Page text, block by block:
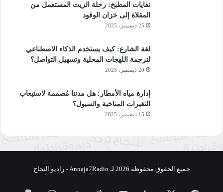
نفايات المطبخ: رحلة الزيت المستعمل من
المقلاة إلى خزان الوقود
25 ديسمبر، 2025
لغة الشارع: كيف يستخدم الذكاء الاصطناعي
لترجمة اللهجات المحلية وتسهيل التواصل؟
20 ديسمبر، 2025
إدارة مياه الأمطار: هل مدننا مُصممة لاستيعاب
التغيرات المناخية والسيول؟
15 ديسمبر، 2025
جميع الحقوق محفوظة 2026 لـ Annaja7Radio - راديو النجاح